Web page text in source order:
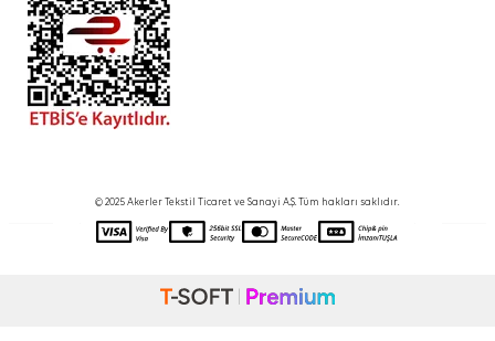
© 2025 Akerler Tekstil Ticaret ve Sanayi A.Ş. Tüm hakları saklıdır.